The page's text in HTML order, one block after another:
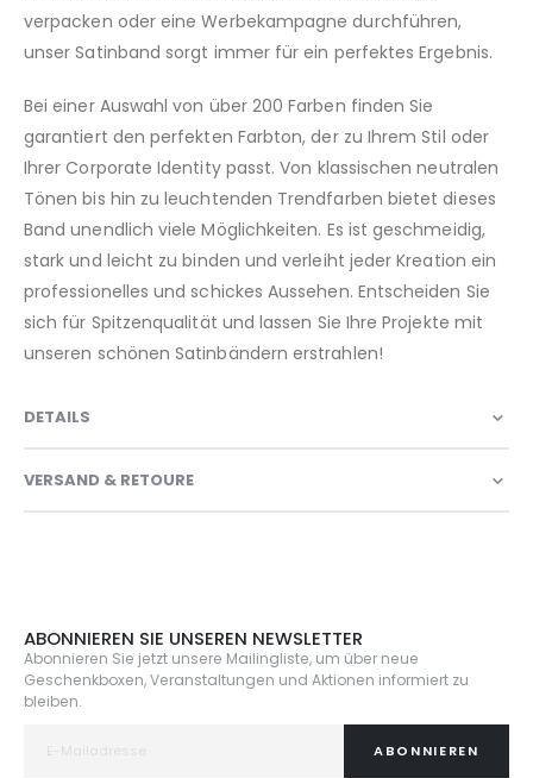
verpacken oder eine Werbekampagne durchführen,
unser Satinband sorgt immer für ein perfektes Ergebnis.
Bei einer Auswahl von über 200 Farben finden Sie
garantiert den perfekten Farbton, der zu Ihrem Stil oder
Ihrer Corporate Identity passt. Von klassischen neutralen
Tönen bis hin zu leuchtenden Trendfarben bietet dieses
Band unendlich viele Möglichkeiten. Es ist geschmeidig,
stark und leicht zu binden und verleiht jeder Kreation ein
professionelles und schickes Aussehen. Entscheiden Sie
sich für Spitzenqualität und lassen Sie Ihre Projekte mit
unseren schönen Satinbändern erstrahlen!
DETAILS
VERSAND & RETOURE
ABONNIEREN SIE UNSEREN NEWSLETTER
Abonnieren Sie jetzt unsere Mailingliste, um über neue
Geschenkboxen, Veranstaltungen und Aktionen informiert zu
bleiben.
ABONNIEREN